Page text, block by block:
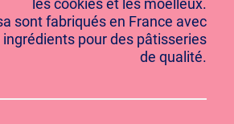
les cookies et les moelleux.
sont fabriqués en France avec
ingrédients pour des pâtisseries
de qualité.